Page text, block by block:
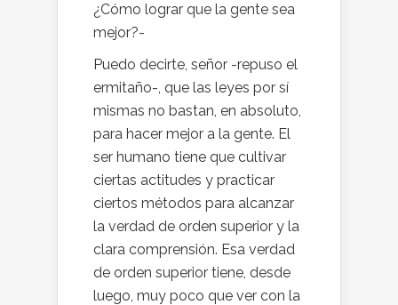
¿Cómo lograr que la gente sea
mejor?-
Puedo decirte, señor -repuso el
ermitaño-, que las leyes por sí
mismas no bastan, en absoluto,
para hacer mejor a la gente. El
ser humano tiene que cultivar
ciertas actitudes y practicar
ciertos métodos para alcanzar
la verdad de orden superior y la
clara comprensión. Esa verdad
de orden superior tiene, desde
luego, muy poco que ver con la